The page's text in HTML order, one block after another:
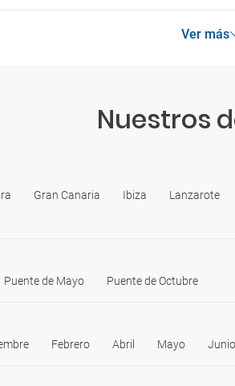
Ver más
Nuestros
Gran Canaria Ibiza Lanzarote
Puente de Mayo Puente de Octubre
Febrero Abril Mayo Junio